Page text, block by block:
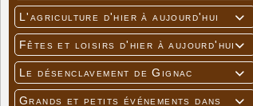

L'agriculture d'hier à aujourd'hui

Fêtes et loisirs d'hier à aujourd'hui

Le désenclavement de Gignac

Grands et petits événements dans